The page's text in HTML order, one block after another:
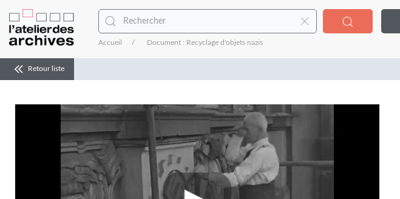
Accueil Document : Recyclage d'objets nazis
Retour liste